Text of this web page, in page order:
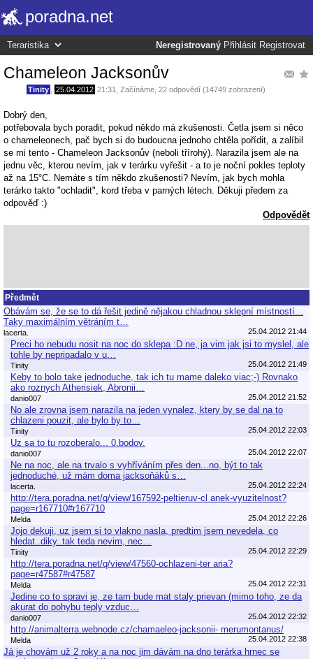
poradna.net
Neregistrovaný Přihlásit Registrovat
Chameleon Jacksonův
Tinity 25.04.2012 21:31 Začínáme , 22 odpovědí (14749 zobrazení)
Dobrý den,
potřebovala bych poradit, pokud někdo má zkušenosti. Četla jsem si něco
o chameleonech, pač bych si do budoucna jednoho chtěla pořídit, a zalíbil
se mi tento - Chameleon Jacksonův (neboli třírohý). Narazila jsem ale na
jednu věc, kterou nevím, jak v terárku vyřešit - a to je noční pokles teploty
až na 15°C. Nemáte s tím někdo zkušenosti? Nevím, jak bych mohla
terárko takto "ochladit", kord třeba v parných létech. Děkuji předem za
odpověď :)
Odpovědět
Předmět
Obávám se, že se to dá řešit jedině nějakou chladnou sklepní místností...
Taky maximálním větráním t…
lacerta. 25.04.2012 21:44
Preci ho nebudu nosit na noc do sklepa :D ne, ja vim jak jsi to myslel, ale
tohle by nepripadalo v u…
Tinity 25.04.2012 21:49
Keby to bolo take jednoduche, tak ich tu mame daleko viac;-) Rovnako
ako roznych Atherisiek, Abronii…
danio007 25.04.2012 21:52
No ale zrovna jsem narazila na jeden vynalez, ktery by se dal na to
chlazeni pouzit, ale bylo by to…
Tinity 25.04.2012 22:03
Uz sa to tu rozoberalo... 0.bodov.
danio007 25.04.2012 22:07
Ne na noc, ale na trvalo s vyhříváním přes den...no, být to tak
jednoduché, už mám doma jacksoňáků s…
lacerta. 25.04.2012 22:24
http://tera.poradna.net/q/view/167592-peltieruv-cl anek-vyuzitelnost?
page=r167710#r167710
Melda 25.04.2012 22:26
Jojo dekuji, uz jsem si to vlakno nasla, predtim jsem nevedela, co
hledat..diky..tak teda nevim, nec…
Tinity 25.04.2012 22:29
http://tera.poradna.net/q/view/47560-ochlazeni-ter aria?
page=r47587#r47587
Melda 25.04.2012 22:31
Jedine co to spravi je, ze tam bude mat staly prievan (mimo toho, ze da
akurat do pohybu teply vzduc…
danio007 25.04.2012 22:32
http://animalterra.webnode.cz/chamaeleo-jacksonii- merumontanus/
Melda 25.04.2012 22:38
Já je chovám už 2 roky a na noc jim dávám na dno terárka hrnec se